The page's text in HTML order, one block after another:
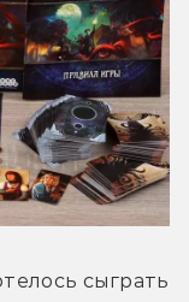
сыграть